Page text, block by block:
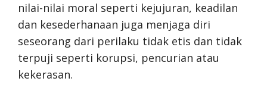
nilai-nilai moral seperti kejujuran, keadilan
dan kesederhanaan juga menjaga diri
seseorang dari perilaku tidak etis dan tidak
terpuji seperti korupsi, pencurian atau
kekerasan.